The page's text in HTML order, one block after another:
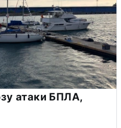
атаки БПЛА,